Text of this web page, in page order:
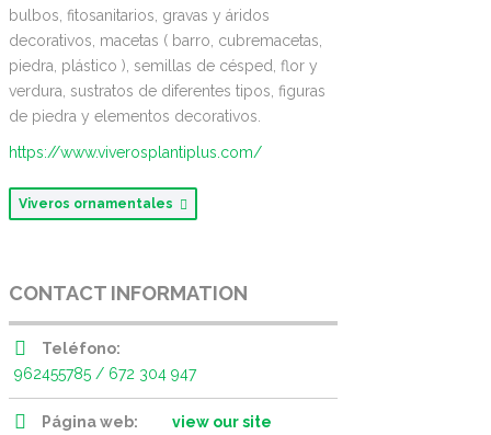
bulbos, fitosanitarios, gravas y áridos
decorativos, macetas ( barro, cubremacetas,
piedra, plástico ), semillas de césped, flor y
verdura, sustratos de diferentes tipos, figuras
de piedra y elementos decorativos.
https://www.viverosplantiplus.com/
Viveros ornamentales
CONTACT INFORMATION
Teléfono:
962455785 / 672 304 947
Página web: view our site